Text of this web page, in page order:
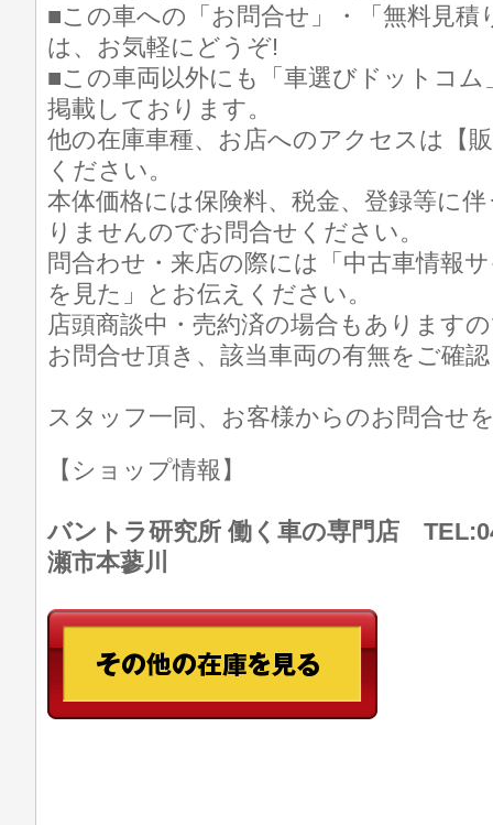
■この車への「お問合せ」・「無料見積
は、お気軽にどうぞ!
■この車両以外にも「車選びドットコ
掲載しております。
他の在庫車種、お店へのアクセスは【
ください。
本体価格には保険料、税金、登録等に
りませんのでお問合せください。
問合わせ・来店の際には「中古車情報
を見た」とお伝えください。
店頭商談中・売約済の場合もあります
お問合せ頂き、該当車両の有無をご確
スタッフ一同、お客様からのお問合せ
【ショップ情報】
バントラ研究所 働く車の専門店
瀬市本蓼川